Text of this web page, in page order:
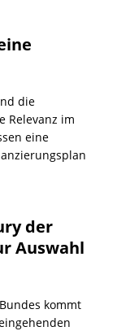
die
Relevanz im
eine
der
Auswahl
kommt